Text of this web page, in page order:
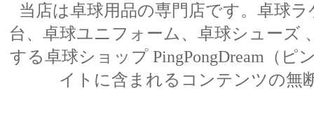
当店は卓球用品の専門店です。卓球
台、卓球ユニフォーム、卓球シューズ
する卓球ショップ PingPongDream（ピ
イトに含まれるコンテンツの無